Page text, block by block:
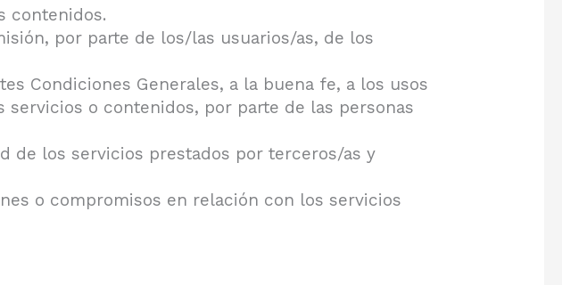
contenidos.
por parte de los/las usuarios/as, de los
Condiciones Generales, a la buena fe, a los usos
o contenidos, por parte de las personas
de los servicios prestados por terceros/as y
o compromisos en relación con los servicios